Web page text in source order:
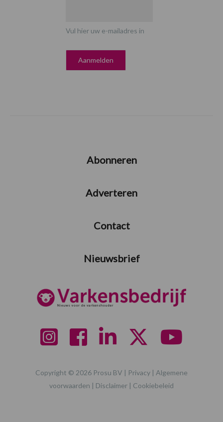
Vul hier uw e-mailadres in
Abonneren
Adverteren
Contact
Nieuwsbrief
Copyright © 2026 Prosu BV | Privacy | Algemene
voorwaarden | Disclaimer | Cookiebeleid